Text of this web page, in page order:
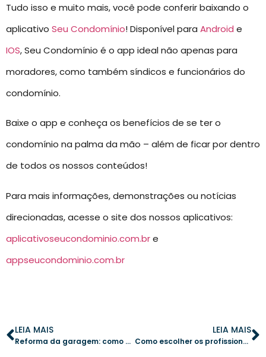
Tudo isso e muito mais, você pode conferir baixando o
aplicativo Seu Condomínio! Disponível para Android e
IOS, Seu Condomínio é o app ideal não apenas para
moradores, como também síndicos e funcionários do
condomínio.
Baixe o app e conheça os benefícios de se ter o
condomínio na palma da mão – além de ficar por dentro
de todos os nossos conteúdos!
Para mais informações, demonstrações ou notícias
direcionadas, acesse o site dos nossos aplicativos:
aplicativoseucondominio.com.bre
appseucondominio.com.br
LEIA MAIS
Reforma da garagem: como planejar e evitar impactos para os moradores
LEIA MAIS
Como escolher os profissionais indispensáveis para a manutenção do seu prédio